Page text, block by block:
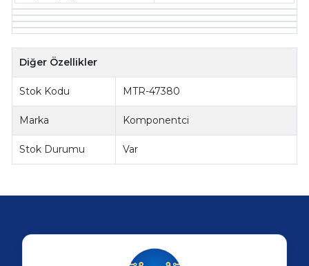
Diğer Özellikler
Stok Kodu MTR-47380
Marka Komponentci
Stok Durumu Var